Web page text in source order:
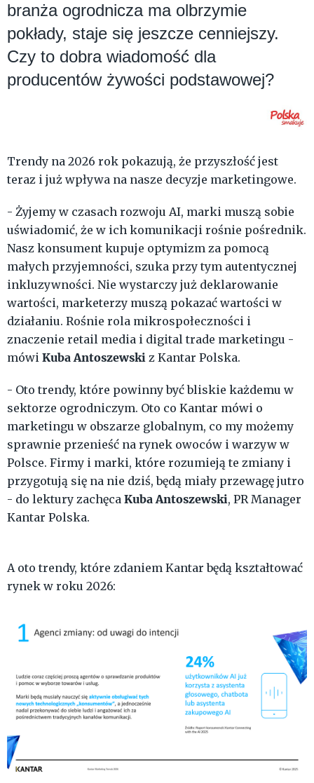
branża ogrodnicza ma olbrzymie
pokłady, staje się jeszcze cenniejszy.
Czy to dobra wiadomość dla
producentów żywości podstawowej?
Trendy na 2026 rok pokazują, że przyszłość jest
teraz i już wpływa na nasze decyzje marketingowe.
- Żyjemy w czasach rozwoju AI, marki muszą sobie
uświadomić, że w ich komunikacji rośnie pośrednik.
Nasz konsument kupuje optymizm za pomocą
małych przyjemności, szuka przy tym autentycznej
inkluzywności. Nie wystarczy już deklarowanie
wartości, marketerzy muszą pokazać wartości w
działaniu. Rośnie rola mikrospołeczności i
znaczenie retail media i digital trade marketingu -
mówi Kuba Antoszewski z Kantar Polska.
- Oto trendy, które powinny być bliskie każdemu w
sektorze ogrodniczym. Oto co Kantar mówi o
marketingu w obszarze globalnym, co my możemy
sprawnie przenieść na rynek owoców i warzyw w
Polsce. Firmy i marki, które rozumieją te zmiany i
przygotują się na nie dziś, będą miały przewagę jutro
- do lektury zachęca Kuba Antoszewski, PR Manager
Kantar Polska.
A oto trendy, które zdaniem Kantar będą kształtować
rynek w roku 2026: